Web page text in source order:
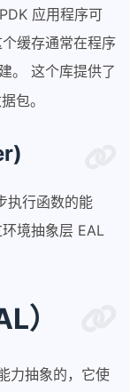
应用程序可
缓存通常在程序
。 这个库提供了
包。
执行函数的能
境抽象层 EAL
）
力抽象的，它使